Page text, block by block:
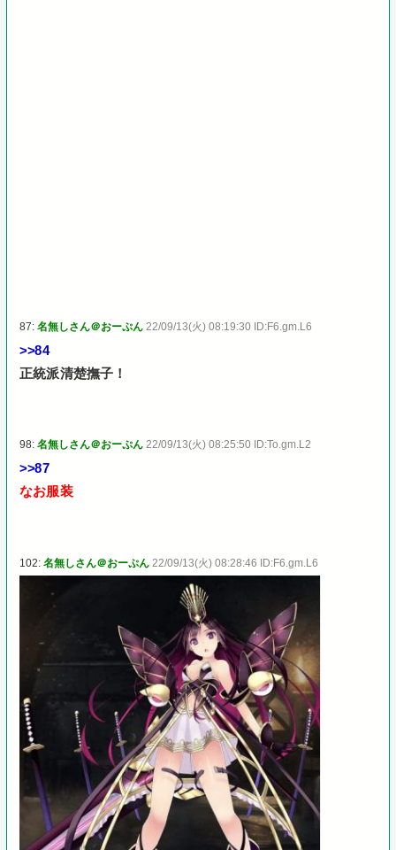
87:名無しさん＠おーぷん 22/09/13(火) 08:19:30 ID:F6.gm.L6
>>84
正統派清楚撫子！
98:名無しさん＠おーぷん 22/09/13(火) 08:25:50 ID:To.gm.L2
>>87
なお服装
102:名無しさん＠おーぷん 22/09/13(火) 08:28:46 ID:F6.gm.L6